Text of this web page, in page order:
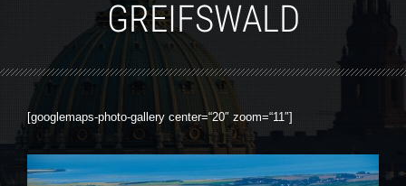
GREIFSWALD
[googlemaps-photo-gallery center=“20″ zoom=“11″]